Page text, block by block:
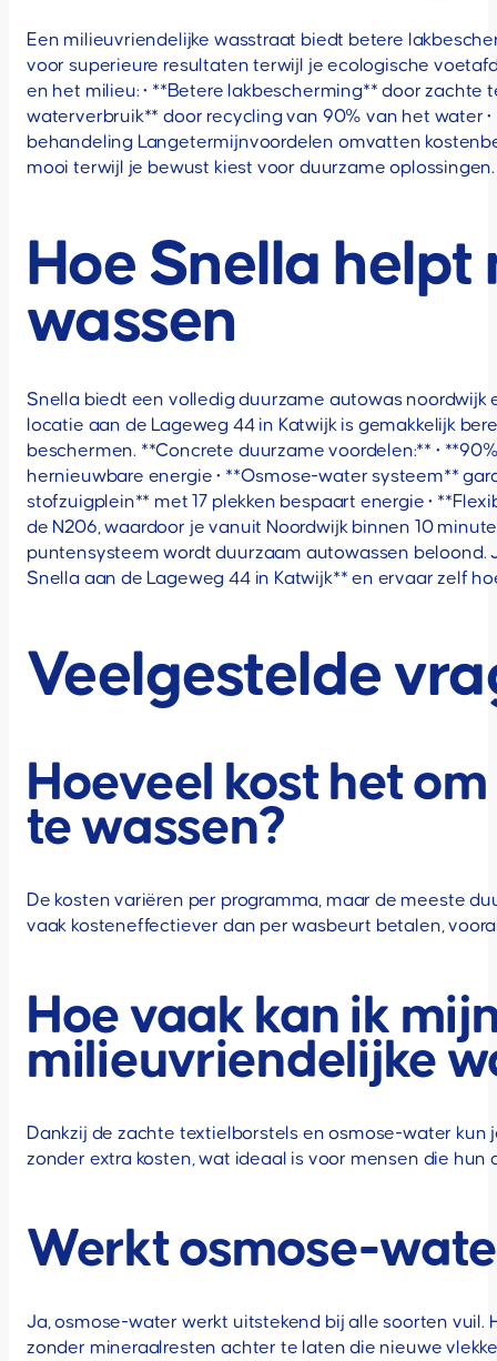
Een milieuvriendelijke wasstraat biedt betere
voor superieure resultaten terwijl je ecologische
en het milieu: • **Betere lakbescherming** door zachte
waterverbruik** door recycling van 90% van het water
behandeling Langetermijnvoordelen omvatten
mooi terwijl je bewust kiest voor duurzame
Hoe Snella
wassen
Snella biedt een volledig duurzame autowas
locatie aan de Lageweg 44 in Katwijk is gemakkelijk
beschermen. **Concrete duurzame voordelen:** •
hernieuwbare energie • **Osmose-water systeem**
stofzuigplein** met 17 plekken bespaart energie •
de N206, waardoor je vanuit Noordwijk binnen 10
puntensysteem wordt duurzaam autowassen
Snella aan de Lageweg 44 in Katwijk** en ervaar zelf
Veelgestelde
Hoeveel kost het
te wassen?
De kosten variëren per programma, maar de meeste
vaak kosteneffectiever dan per wasbeurt betalen,
Hoe vaak kan ik
milieuvriendelijke
Dankzij de zachte textielborstels en osmose-water kun
zonder extra kosten, wat ideaal is voor mensen die
Werkt osmose-
Ja, osmose-water werkt uitstekend bij alle soorten
zonder mineraalresten achter te laten die nieuwe